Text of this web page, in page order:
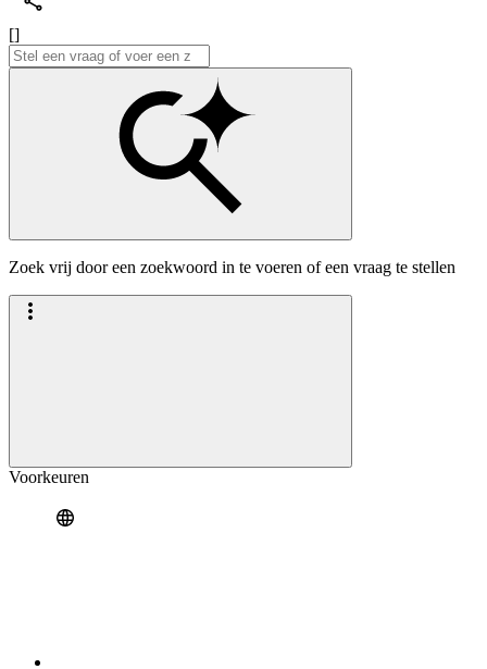
[]
Zoek vrij door een zoekwoord in te voeren of een vraag te stellen
Voorkeuren